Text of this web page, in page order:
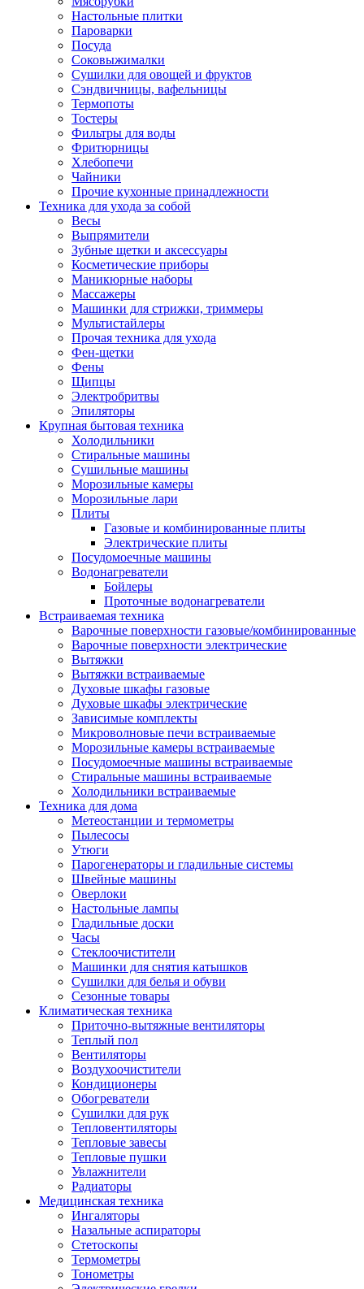
Зависимые комплекты
Посудомоечные машины встраиваемые
Стиральные машины встраиваемые
Холодильники встраиваемые
Техника для дома
Пылесосы
Утюги
Оверлоки
Настольные лампы
Часы
Стеклоочистители
Машинки для снятия катышков
Сушилки для белья и обуви
Климатическая техника
Приточно-вытяжные вентиляторы
Теплый пол
Обогреватели
Тепловентиляторы
Тепловые завесы
Тепловые пушки
Увлажнители
Радиаторы
Медицинская техника
Назальные аспираторы
Стетоскопы
Термометры
Тонометры
Электрические грелки
Аудио-видео техника
Аксессуары для аудио-видео техники
Кабели для аудио и видео
Кронштейны для акустики
Магнитолы
Музыкальные центры
Диктофоны
Домашние кинотеатры
Игровые приставки и аксессуары
Аксессуары к игровым
Музыкальные инструменты
Аксессуары эми
Ди-джейское оборудование
Плееры blu-ray и dvd
Проекционное оборудование
Аксессуары для проекционного
Интерактивные доски
Кронштейны для проекторов
Проекторы
Экраны
Магнитно-маркерные доски
Радиобудильники
Радиоприемники
Саундбары
Системы и компоненты hi-fi
Компоненты hi-fi
Плееры и аксессуары
Плееры
Фото и видеокамеры
Фотоаппараты
Зеркальные фотоаппараты
Экшн-камеры
Аксессуары для фото- видео техники
Штативы
Чехлы и сумки
Настольные плитки
Пароварки
Посуда
Соковыжималки
Сушилки для овощей и фруктов
Сэндвичницы, вафельницы
Термопоты
Тостеры
Фильтры для воды
Фритюрницы
Хлебопечи
Чайники
Прочие кухонные принадлежности
Техника для ухода за собой
Весы
Выпрямители
Зубные щетки и аксессуары
Косметические приборы
Маникюрные наборы
Массажеры
Машинки для стрижки, триммеры
Мультистайлеры
Прочая техника для ухода
Фен-щетки
Фены
Щипцы
Электробритвы
Эпиляторы
Крупная бытовая техника
Холодильники
Стиральные машины
Сушильные машины
Морозильные камеры
Морозильные лари
Плиты
Газовые и комбинированные плиты
Электрические плиты
Посудомоечные машины
Водонагреватели
Бойлеры
Проточные водонагреватели
Встраиваемая техника
Варочные поверхности газовые/комбинированные
Варочные поверхности электрические
Вытяжки
Вытяжки встраиваемые
Духовые шкафы газовые
Духовые шкафы электрические
Зависимые комплекты
Микроволновые печи встраиваемые
Морозильные камеры встраиваемые
Посудомоечные машины встраиваемые
Стиральные машины встраиваемые
Холодильники встраиваемые
Техника для дома
Метеостанции и термометры
Пылесосы
Утюги
Парогенераторы и гладильные системы
Швейные машины
Оверлоки
Настольные лампы
Гладильные доски
Часы
Стеклоочистители
Машинки для снятия катышков
Сушилки для белья и обуви
Сезонные товары
Климатическая техника
Приточно-вытяжные вентиляторы
Теплый пол
Вентиляторы
Воздухоочистители
Кондиционеры
Обогреватели
Сушилки для рук
Тепловентиляторы
Тепловые завесы
Тепловые пушки
Увлажнители
Радиаторы
Медицинская техника
Ингаляторы
Назальные аспираторы
Стетоскопы
Термометры
Тонометры